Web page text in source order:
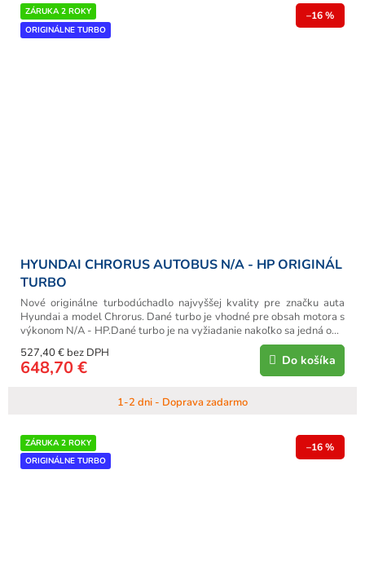
ZÁRUKA 2 ROKY
ORIGINÁLNE TURBO
–16 %
HYUNDAI CHRORUS AUTOBUS N/A - HP ORIGINÁL
TURBO
1-2 dni - Doprava zadarmo
527,40 € bez DPH
648,70 € Do košíka
Nové originálne turbodúchadlo najvyššej kvality pre značku auta
Hyundai a model Chrorus. Dané turbo je vhodné pre obsah motora s
výkonom N/A - HP.Dané turbo je na vyžiadanie nakoľko sa jedná o...
ZÁRUKA 2 ROKY
ORIGINÁLNE TURBO
–16 %